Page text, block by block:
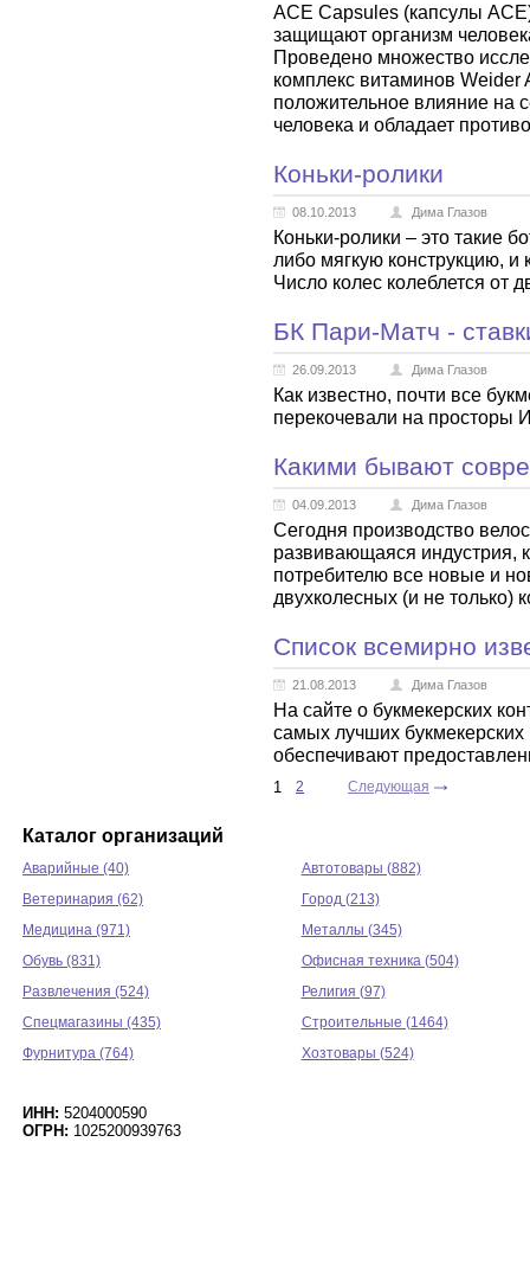
ACE Сapsules (капсулы
защищают организм
Проведено множество
комплекс витаминов Weider
положительное влияние на
человека и обладает
Коньки-ролики
08.10.2013 Дима Глазов
Коньки-ролики – это такие
либо мягкую конструкцию,
Число колес колеблется от
БК Пари-Матч -
26.09.2013 Дима Глазов
Как известно, почти все
перекочевали на просторы
Какими бывают
04.09.2013 Дима Глазов
Сегодня производство
развивающаяся индустрия,
потребителю все новые и
двухколесных (и не только)
Список всемирно
21.08.2013 Дима Глазов
На сайте о букмекерских
самых лучших
обеспечивают
1 2 Следующая
Каталог организаций
Аварийные (40)
Автотовары (882)
Ветеринария (62)
Город (213)
Медицина (971)
Металлы (345)
Обувь (831)
Офисная техника (504)
Развлечения (524)
Религия (97)
Спецмагазины (435)
Строительные (1464)
Фурнитура (764)
Хозтовары (524)
ИНН: 5204000590
ОГРН: 1025200939763